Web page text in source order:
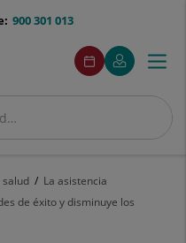
900 301 013
menuAcceso
Pedir
cita
Este
enlace
se
en
Mi
Quirónsalud
Este
enlace
se
en
ventana
nueva.
Menú
salud
La asistencia
de éxito y disminuye los